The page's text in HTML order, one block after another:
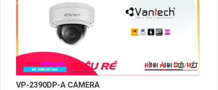
VP-2390DP-A CAMERA